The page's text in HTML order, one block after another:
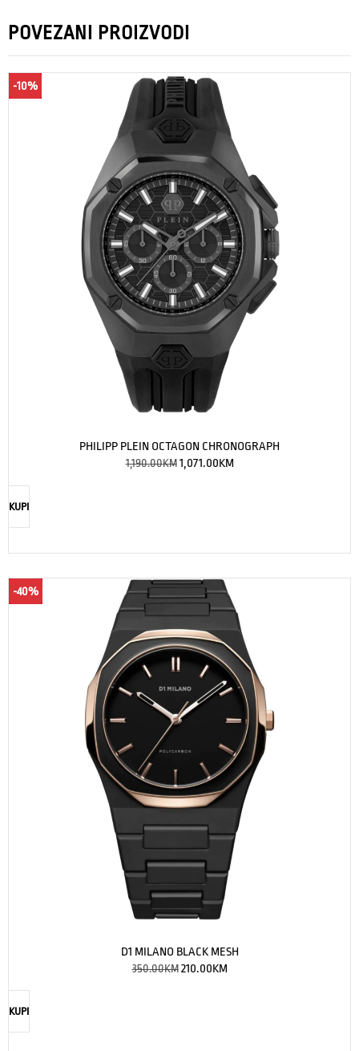
POVEZANI PROIZVODI
-10%
PHILIPP PLEIN OCTAGON CHRONOGRAPH
1,190.00KM 1,071.00KM
KUPI
-40%
D1 MILANO BLACK MESH
350.00KM 210.00KM
KUPI